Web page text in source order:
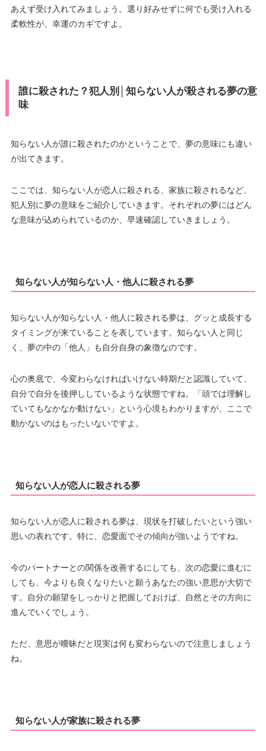
あえず受け入れてみましょう。選り好みせずに何でも受け入れる
柔軟性が、幸運のカギですよ。
誰に殺された？犯人別│知らない人が殺される夢の意
味
知らない人が誰に殺されたのかということで、夢の意味にも違い
が出てきます。
ここでは、知らない人が恋人に殺される、家族に殺されるなど、
犯人別に夢の意味をご紹介していきます。それぞれの夢にはどん
な意味が込められているのか、早速確認していきましょう。
知らない人が知らない人・他人に殺される夢
知らない人が知らない人・他人に殺される夢は、グッと成長する
タイミングが来ていることを表しています。知らない人と同じ
く、夢の中の「他人」も自分自身の象徴なのです。
心の奥底で、今変わらなければいけない時期だと認識していて、
自分で自分を後押ししているような状態ですね。「頭では理解し
ていてもなかなか動けない」という心境もわかりますが、ここで
動かないのはもったいないですよ。
知らない人が恋人に殺される夢
知らない人が恋人に殺される夢は、現状を打破したいという強い
思いの表れです。特に、恋愛面でその傾向が強いようですね。
今のパートナーとの関係を改善するにしても、次の恋愛に進むに
しても、今よりも良くなりたいと願うあなたの強い意思が大切で
す。自分の願望をしっかりと把握しておけば、自然とその方向に
進んでいくでしょう。
ただ、意思が曖昧だと現実は何も変わらないので注意しましょう
ね。
知らない人が家族に殺される夢